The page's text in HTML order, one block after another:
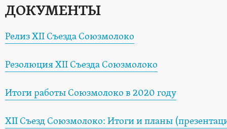
ДОКУМЕНТЫ
Релиз XII Съезда Союзмолоко
Резолюция XII Съезда Союзмолоко
Итоги работы Союзмолоко в 2020 году
XII Съезд Союзмолоко: Итоги и планы